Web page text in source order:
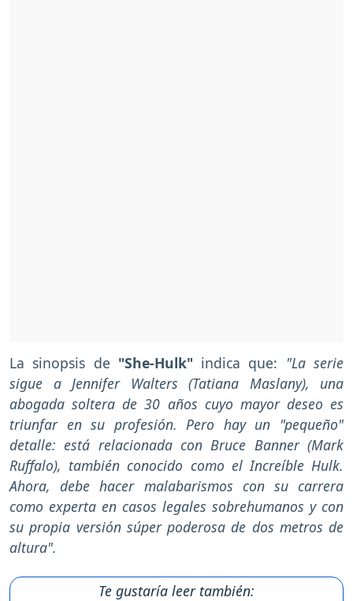
La sinopsis de "She-Hulk" indica que: "La serie
sigue a Jennifer Walters (Tatiana Maslany), una
abogada soltera de 30 años cuyo mayor deseo es
triunfar en su profesión. Pero hay un "pequeño"
detalle: está relacionada con Bruce Banner (Mark
Ruffalo), también conocido como el Increíble Hulk.
Ahora, debe hacer malabarismos con su carrera
como experta en casos legales sobrehumanos y con
su propia versión súper poderosa de dos metros de
altura".
Te gustaría leer también: